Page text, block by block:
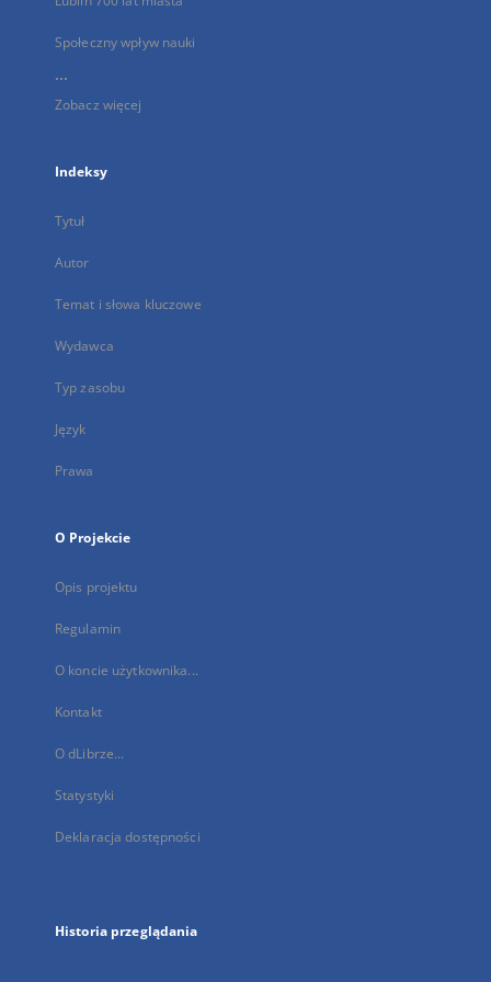
Społeczny wpływ nauki
...
Zobacz więcej
Indeksy
Tytuł
Autor
Temat i słowa kluczowe
Wydawca
Typ zasobu
Język
Prawa
O Projekcie
Opis projektu
Regulamin
O koncie użytkownika...
Kontakt
O dLibrze...
Statystyki
Deklaracja dostępności
Historia przeglądania